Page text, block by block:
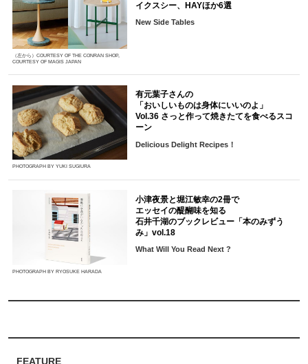
FEATURE
（左から）COURTESY OF THE CONRAN SHOP,
COURTESY OF MAGIS JAPAN
イクスシー、HAYほか6選
New Side Tables
PHOTOGRAPH BY YUKI SUGIURA
有元葉子さんの
「おいしいものは身体にいいのよ」
Vol.36 さっと作って焼きたてを食べるスコ
ーン
Delicious Delight Recipes！
PHOTOGRAPH BY RYOSUKE HARADA
小津夜景と堀江敏幸の2冊で
エッセイの醍醐味を知る
石井千湖のブックレビュー「本のみずう
み」vol.18
What Will You Read Next ?